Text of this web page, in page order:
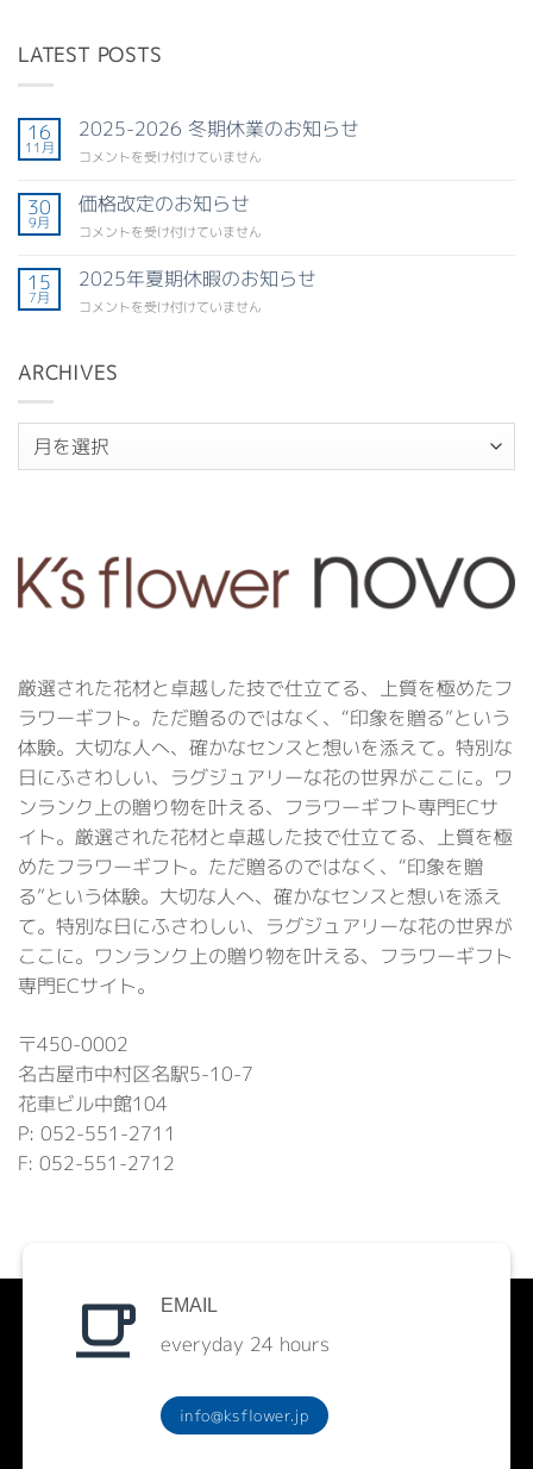
LATEST POSTS
16
11月
2025-2026 冬期休業のお知らせ
2025-
冬
期
休
の
知
は
コメントを受け付けていません
30
9月
価格改定のお知らせ
価
改
定
の
ら
コメントを受け付けていません
15
7月
2025年夏期休暇のお知らせ
2025
期
休
の
お
知
コメントを受け付けていません
ARCHIVES
ARCHIVES
厳選された花材と卓越した技で仕立てる、上質を極めたフ
ラワーギフト。ただ贈るのではなく、“印象を贈る”という
体験。大切な人へ、確かなセンスと想いを添えて。特別な
日にふさわしい、ラグジュアリーな花の世界がここに。ワ
ンランク上の贈り物を叶える、フラワーギフト専門ECサ
イト。厳選された花材と卓越した技で仕立てる、上質を極
めたフラワーギフト。ただ贈るのではなく、“印象を贈
る”という体験。大切な人へ、確かなセンスと想いを添え
て。特別な日にふさわしい、ラグジュアリーな花の世界が
ここに。ワンランク上の贈り物を叶える、フラワーギフト
専門ECサイト。
〒450-0002
名古屋市中村区名駅5-10-7
花車ビル中館104
P: 052-551-2711
F: 052-551-2712
EMAIL
everyday 24 hours
info@ksflower.jp